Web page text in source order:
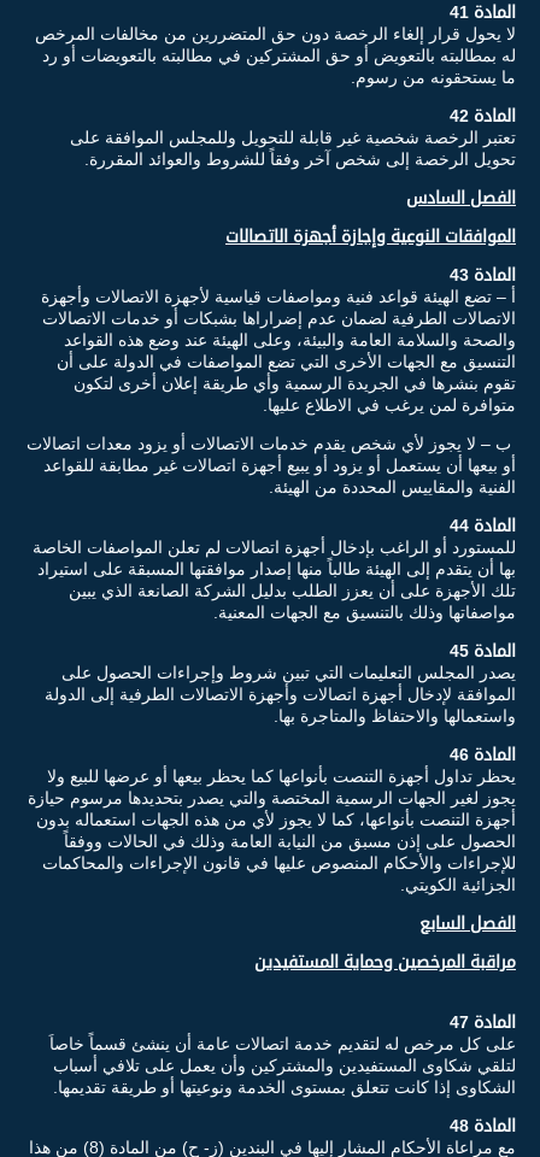
المادة 41
لا يحول قرار إلغاء الرخصة دون حق المتضررين من مخالفات المرخص
له بمطالبته بالتعويض أو حق المشتركين في مطالبته بالتعويضات أو رد
ما يستحقونه من رسوم.
المادة 42
تعتبر الرخصة شخصية غير قابلة للتحويل وللمجلس الموافقة على
تحويل الرخصة إلى شخص آخر وفقاً للشروط والعوائد المقررة.
الفصل السادس
الموافقات النوعية وإجازة أجهزة الاتصالات
المادة 43
أ – تضع الهيئة قواعد فنية ومواصفات قياسية لأجهزة الاتصالات وأجهزة
الاتصالات الطرفية لضمان عدم إضراراها بشبكات أو خدمات الاتصالات
والصحة والسلامة العامة والبيئة، وعلى الهيئة عند وضع هذه القواعد
التنسيق مع الجهات الأخرى التي تضع المواصفات في الدولة على أن
تقوم بنشرها في الجريدة الرسمية وأي طريقة إعلان أخرى لتكون
متوافرة لمن يرغب في الاطلاع عليها.
ب – لا يجوز لأي شخص يقدم خدمات الاتصالات أو يزود معدات اتصالات
أو بيعها أن يستعمل أو يزود أو يبيع أجهزة اتصالات غير مطابقة للقواعد
الفنية والمقاييس المحددة من الهيئة.
المادة 44
للمستورد أو الراغب بإدخال أجهزة اتصالات لم تعلن المواصفات الخاصة
بها أن يتقدم إلى الهيئة طالباً منها إصدار موافقتها المسبقة على استيراد
تلك الأجهزة على أن يعزز الطلب بدليل الشركة الصانعة الذي يبين
مواصفاتها وذلك بالتنسيق مع الجهات المعنية.
المادة 45
يصدر المجلس التعليمات التي تبين شروط وإجراءات الحصول على
الموافقة لإدخال أجهزة اتصالات وأجهزة الاتصالات الطرفية إلى الدولة
واستعمالها والاحتفاظ والمتاجرة بها.
المادة 46
يحظر تداول أجهزة التنصت بأنواعها كما يحظر بيعها أو عرضها للبيع ولا
يجوز لغير الجهات الرسمية المختصة والتي يصدر بتحديدها مرسوم حيازة
أجهزة التنصت بأنواعها، كما لا يجوز لأي من هذه الجهات استعماله بدون
الحصول على إذن مسبق من النيابة العامة وذلك في الحالات ووفقاً
للإجراءات والأحكام المنصوص عليها في قانون الإجراءات والمحاكمات
الجزائية الكويتي.
الفصل السابع
مراقبة المرخصين وحماية المستفيدين
المادة 47
على كل مرخص له لتقديم خدمة اتصالات عامة أن ينشئ قسماً خاصاَ
لتلقي شكاوى المستفيدين والمشتركين وأن يعمل على تلافي أسباب
الشكاوى إذا كانت تتعلق بمستوى الخدمة ونوعيتها أو طريقة تقديمها.
المادة 48
مع مراعاة الأحكام المشار إليها في البندين (ز- ح) من المادة (8) من هذا